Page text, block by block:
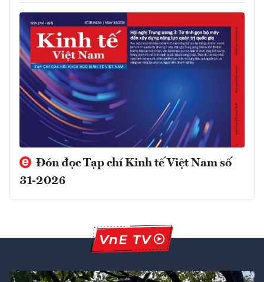
Đón đọc Tạp chí Kinh tế Việt Nam số
31-2026